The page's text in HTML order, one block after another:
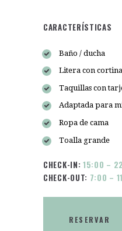
CARACTERÍSTICAS
Baño / ducha
Litera con
Taquillas con
Adaptada para
Ropa de cama
Toalla grande
CHECK-IN: 15:00 –
CHECK-OUT: 7:00 –
RESERVAR